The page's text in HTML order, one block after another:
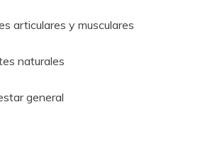
articulares y musculares
naturales
general